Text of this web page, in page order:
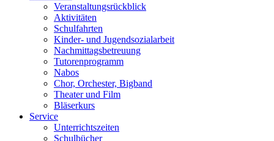
Veranstaltungsrückblick
Aktivitäten
Schulfahrten
Kinder- und Jugendsozialarbeit
Nachmittagsbetreuung
Tutorenprogramm
Nabos
Chor, Orchester, Bigband
Theater und Film
Bläserkurs
Service
Unterrichtszeiten
Schulbücher